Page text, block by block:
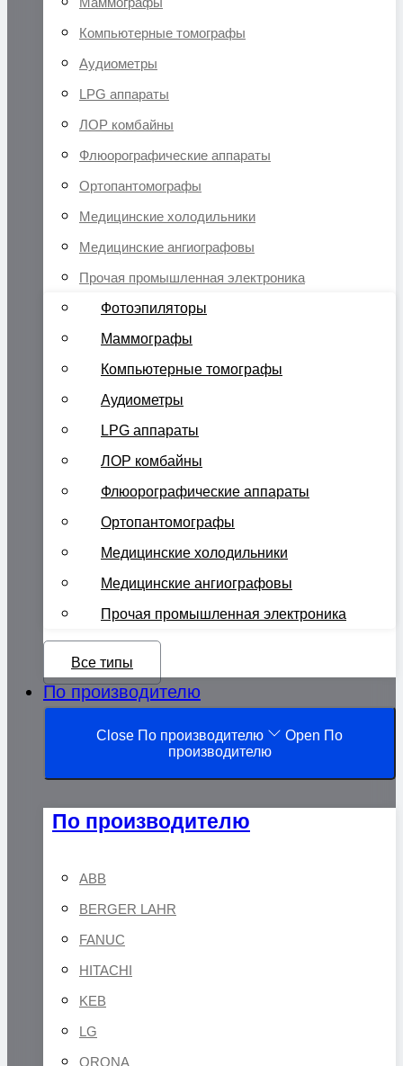
Компьютерные томографы
Аудиометры
LPG аппараты
ЛОР комбайны
Флюорографические аппараты
Ортопантомографы
Медицинские холодильники
Медицинские ангиографовы
Прочая промышленная электроника
Фотоэпиляторы
Маммографы
Компьютерные томографы
Аудиометры
LPG аппараты
ЛОР комбайны
Флюорографические аппараты
Ортопантомографы
Медицинские холодильники
Медицинские ангиографовы
Прочая промышленная электроника
Все типы
По производителю
Close По производителю
Open По
производителю
По производителю
ABB
BERGER LAHR
FANUC
HITACHI
KEB
LG
ORONA